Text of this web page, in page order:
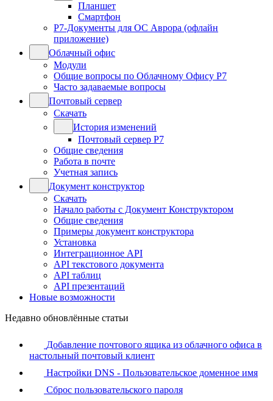
Планшет
Смартфон
Р7-Документы для ОС Аврора (офлайн
приложение)
Облачный офис
Модули
Общие вопросы по Облачному Офису Р7
Часто задаваемые вопросы
Почтовый сервер
Скачать
История изменений
Почтовый сервер Р7
Общие сведения
Работа в почте
Учетная запись
Документ конструктор
Скачать
Начало работы с Документ Конструктором
Общие сведения
Примеры документ конструктора
Установка
Интеграционное API
API текстового документа
API таблиц
API презентаций
Новые возможности
Недавно обновлённые статьи
Добавление почтового ящика из облачного офиса в
настольный почтовый клиент
Настройки DNS - Пользовательское доменное имя
Сброс пользовательского пароля